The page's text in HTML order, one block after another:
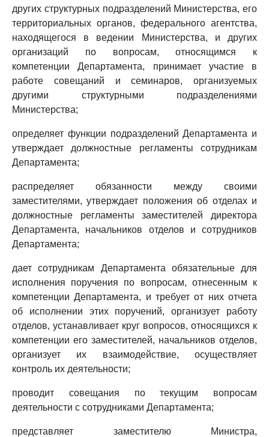
других структурных подразделений Министерства, его
территориальных органов, федерального агентства,
находящегося в ведении Министерства, и других
организаций по вопросам, относящимся к
компетенции Департамента, принимает участие в
работе совещаний и семинаров, организуемых
другими структурными подразделениями
Министерства;
определяет функции подразделений Департамента и
утверждает должностные регламенты сотрудникам
Департамента;
распределяет обязанности между своими
заместителями, утверждает положения об отделах и
должностные регламенты заместителей директора
Департамента, начальников отделов и сотрудников
Департамента;
дает сотрудникам Департамента обязательные для
исполнения поручения по вопросам, отнесенным к
компетенции Департамента, и требует от них отчета
об исполнении этих поручений, организует работу
отделов, устанавливает круг вопросов, относящихся к
компетенции его заместителей, начальников отделов,
организует их взаимодействие, осуществляет
контроль их деятельности;
проводит совещания по текущим вопросам
деятельности с сотрудниками Департамента;
представляет заместителю Министра,